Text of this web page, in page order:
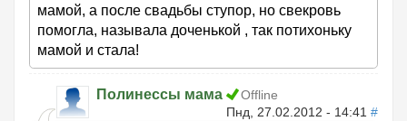
мамой, а после свадьбы ступор, но свекровь
помогла, называла доченькой , так потихоньку
мамой и стала!
Полинессы мама
Offline
Пнд, 27.02.2012 - 14:41 #